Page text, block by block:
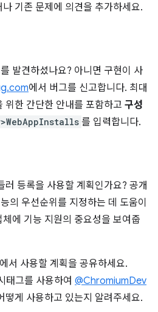
기존 문제에 의견을 추가하세요.
발견하셨나요? 아니면 구현이 사
에서 버그를 신고합니다. 최대
위한 간단한 안내를 포함하고 구성
를 입력합니다.
러 등록을 사용할 계획인가요? 공개
의 우선순위를 지정하는 데 도움이
에 기능 지원의 중요성을 보여줍
에서 사용할 계획을 공유하세요.
태그를 사용하여 @ChromiumDev
떻게 사용하고 있는지 알려주세요.